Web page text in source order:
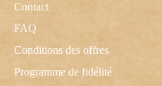
Contact
FAQ
Conditions des offres
Programme de fidélité